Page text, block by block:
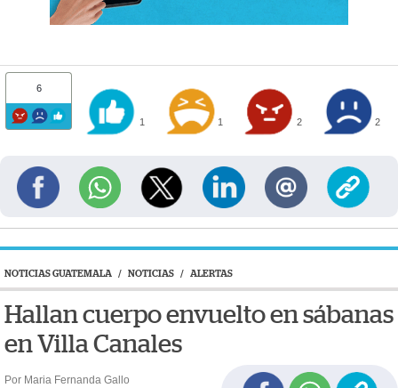
6
1 1 2 2
NOTICIAS GUATEMALA / NOTICIAS / ALERTAS
Hallan cuerpo envuelto en sábanas
en Villa Canales
Por Maria Fernanda Gallo